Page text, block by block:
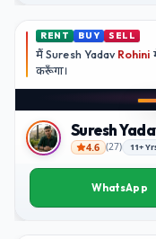
RENT BUY SELL
मैंSuresh Yadav Rohini
करूँगा।
Suresh Yadav
Suresh
4.6 (27) 11+
WhatsApp